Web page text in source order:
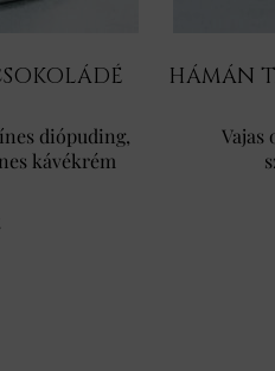
diópuding,
kávékrém
HÁMÁN
Vajas